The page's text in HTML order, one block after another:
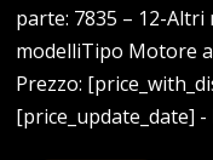
parte: 7835 – 12-
modelliTipo Motore
Prezzo:
[price_update_date]